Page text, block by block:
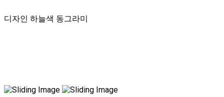
디자인 하늘색 동그라미